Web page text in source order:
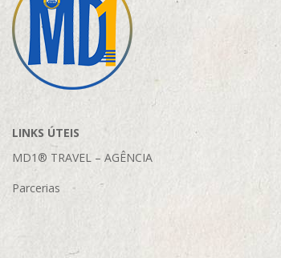
LINKS ÚTEIS
MD1® TRAVEL – AGÊNCIA
Parcerias